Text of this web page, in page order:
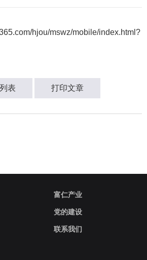
hjou/mswz/mobile/index.html?
表 打印文章
富仁产业
党的建设
联系我们